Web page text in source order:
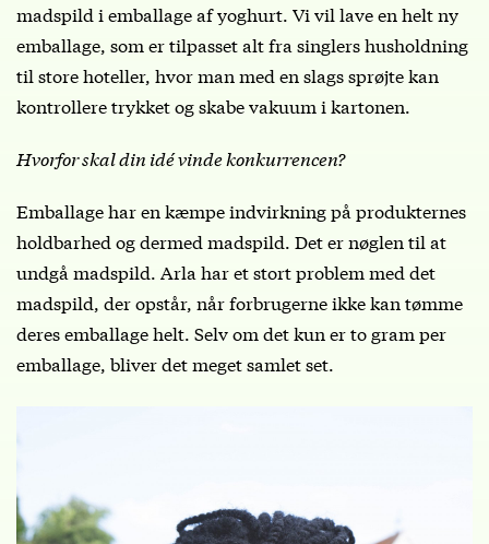
madspild i emballage af yoghurt. Vi vil lave en helt ny
emballage, som er tilpasset alt fra singlers husholdning
til store hoteller, hvor man med en slags sprøjte kan
kontrollere trykket og skabe vakuum i kartonen.
Hvorfor skal din idé vinde konkurrencen?
Emballage har en kæmpe indvirkning på produkternes
holdbarhed og dermed madspild. Det er nøglen til at
undgå madspild. Arla har et stort problem med det
madspild, der opstår, når forbrugerne ikke kan tømme
deres emballage helt. Selv om det kun er to gram per
emballage, bliver det meget samlet set.